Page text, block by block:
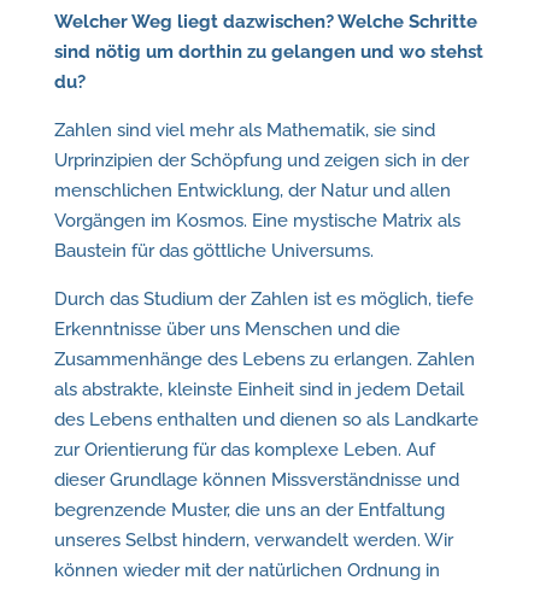
Welcher Weg liegt dazwischen? Welche Schritte
sind nötig um dorthin zu gelangen und wo stehst
du?
Zahlen sind viel mehr als Mathematik, sie sind
Urprinzipien der Schöpfung und zeigen sich in der
menschlichen Entwicklung, der Natur und allen
Vorgängen im Kosmos. Eine mystische Matrix als
Baustein für das göttliche Universums.
Durch das Studium der Zahlen ist es möglich, tiefe
Erkenntnisse über uns Menschen und die
Zusammenhänge des Lebens zu erlangen. Zahlen
als abstrakte, kleinste Einheit sind in jedem Detail
des Lebens enthalten und dienen so als Landkarte
zur Orientierung für das komplexe Leben. Auf
dieser Grundlage können Missverständnisse und
begrenzende Muster, die uns an der Entfaltung
unseres Selbst hindern, verwandelt werden. Wir
können wieder mit der natürlichen Ordnung in